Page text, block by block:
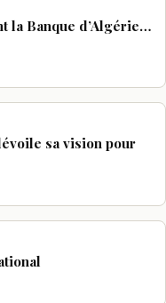
la Banque d’Algérie…
sa vision pour